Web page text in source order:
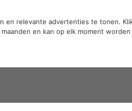
relevante advertenties te tonen.
en kan op elk moment worden
dankjewel